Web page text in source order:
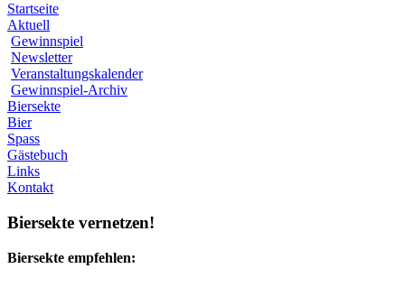
Startseite
Aktuell
Gewinnspiel
Newsletter
Veranstaltungskalender
Gewinnspiel-Archiv
Biersekte
Bier
Spass
Gästebuch
Links
Kontakt
Biersekte vernetzen!
Biersekte empfehlen: